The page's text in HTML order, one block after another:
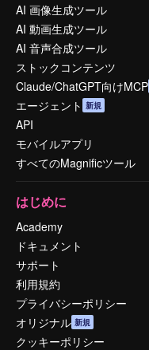
AI 画像生成ツール
AI 動画生成ツール
AI 音声合成ツール
ストックコンテンツ
Claude/ChatGPT向けMCP
エージェント 新規
API
モバイルアプリ
すべてのMagnificツール
はじめに
Academy
ドキュメント
サポート
利用規約
プライバシーポリシー
オリジナル 新規
クッキーポリシー